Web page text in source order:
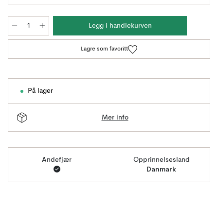
Legg i handlekurven
Lagre som favoritt
På lager
Mer info
Andefjær Opprinnelsesland
Danmark